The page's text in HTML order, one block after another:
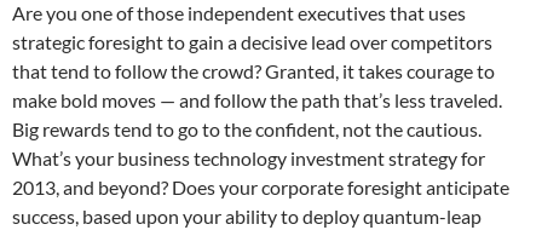
Are you one of those independent executives that uses
strategic foresight to gain a decisive lead over competitors
that tend to follow the crowd? Granted, it takes courage to
make bold moves — and follow the path that’s less traveled.
Big rewards tend to go to the confident, not the cautious.
What’s your business technology investment strategy for
2013, and beyond? Does your corporate foresight anticipate
success, based upon your ability to deploy quantum-leap